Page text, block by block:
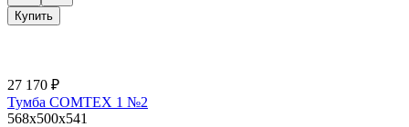
Купить
27 170 ₽
Тумба COMTEX 1 №2
568x500x541